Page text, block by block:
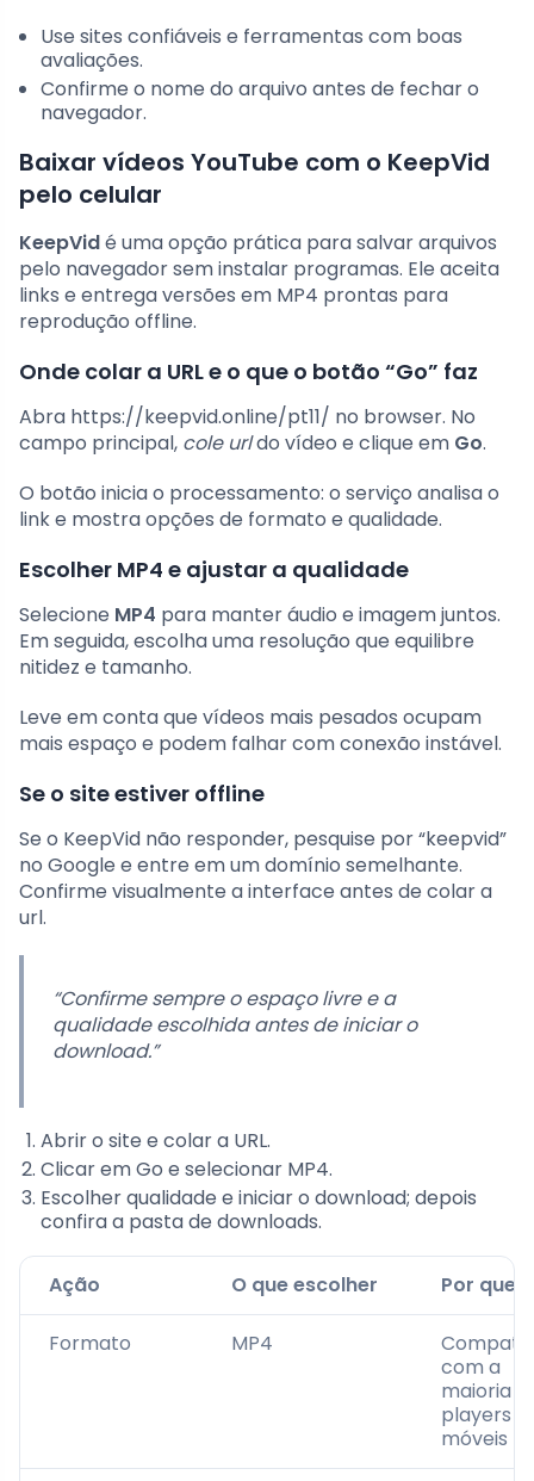
Use sites confiáveis e ferramentas com boas
avaliações.
Confirme o nome do arquivo antes de fechar o
navegador.
Baixar vídeos YouTube com o KeepVid
pelo celular
KeepVidé uma opção prática para salvar arquivos
pelo navegador sem instalar programas. Ele aceita
links e entrega versões em MP4 prontas para
reprodução offline.
Onde colar a URL e o que o botão “Go” faz
Abra https://keepvid.online/pt11/ no browser. No
campo principal, cole urldo vídeo e clique em Go.
O botão inicia o processamento: o serviço analisa o
link e mostra opções de formato e qualidade.
Escolher MP4 e ajustar a qualidade
Selecione MP4 para manter áudio e imagem juntos.
Em seguida, escolha uma resolução que equilibre
nitidez e tamanho.
Leve em conta que vídeos mais pesados ocupam
mais espaço e podem falhar com conexão instável.
Se o site estiver offline
Se o KeepVid não responder, pesquise por “keepvid”
no Google e entre em um domínio semelhante.
Confirme visualmente a interface antes de colar a
url.
“Confirme sempre o espaço livre e a
qualidade escolhida antes de iniciar o
download.”
Abrir o site e colar a URL.
Clicar em Go e selecionar MP4.
Escolher qualidade e iniciar o download; depois
confira a pasta de downloads.
Ação O que escolher Por que
Formato MP4
com a
maioria
players
móveis